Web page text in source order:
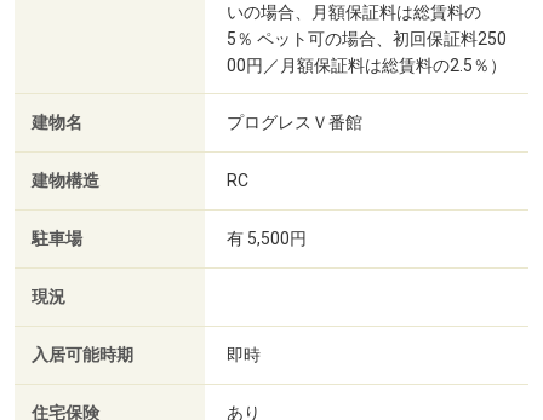
いの場合、月額保証料は総賃料の
5％ ペット可の場合、初回保証料250
00円／月額保証料は総賃料の2.5％）
建物名 プログレスＶ番館
建物構造 RC
駐車場 有 5,500円
現況
入居可能時期 即時
住宅保険 あり